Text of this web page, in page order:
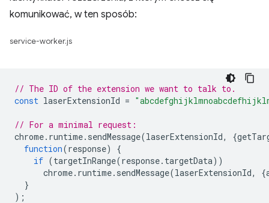
komunikować, w ten sposób:
service-worker.js
// The ID of the extension we want to talk to.
const laserExtensionId =
// For a minimal request:
chrome. runtime. sendMessage(laserExtensionId, {
function(response)
{
if (targetInRange(response. targetData))
chrome. runtime. sendMessage(laserExtensionId, {
}
);